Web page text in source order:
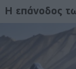
Η επάνοδος